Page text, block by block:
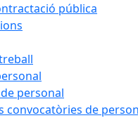
pública
personal
convocatòries de